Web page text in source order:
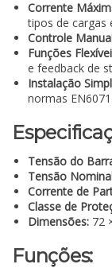
Corrente
tipos de cargas
Controle
Funções
e feedback de
Instalação
normas
Tensão do
Tensão
Corrente de
Classe de
Dimensões: 72
Funções: